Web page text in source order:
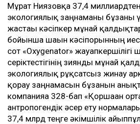
Мұрат Ниязовқа 37,4
экологиялық заңнаманы бұзғаны
жастағы кәсіпкер мұнай
бойынша шағын кәсіпорынның
сот «Oxygenator» жауапкершілігі
серіктестігінің зиянды мұнай
экологиялық рұқсатсыз жинау
қорғау заңнамасын бұзғанын
компанияға 328-бап «Қоршаған
антропогендік әсер ету
37,4 млрд теңге әкімшілік